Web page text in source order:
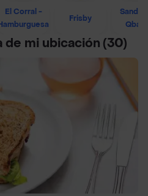
El Corral -
Frisby
de mi ubicación (30)